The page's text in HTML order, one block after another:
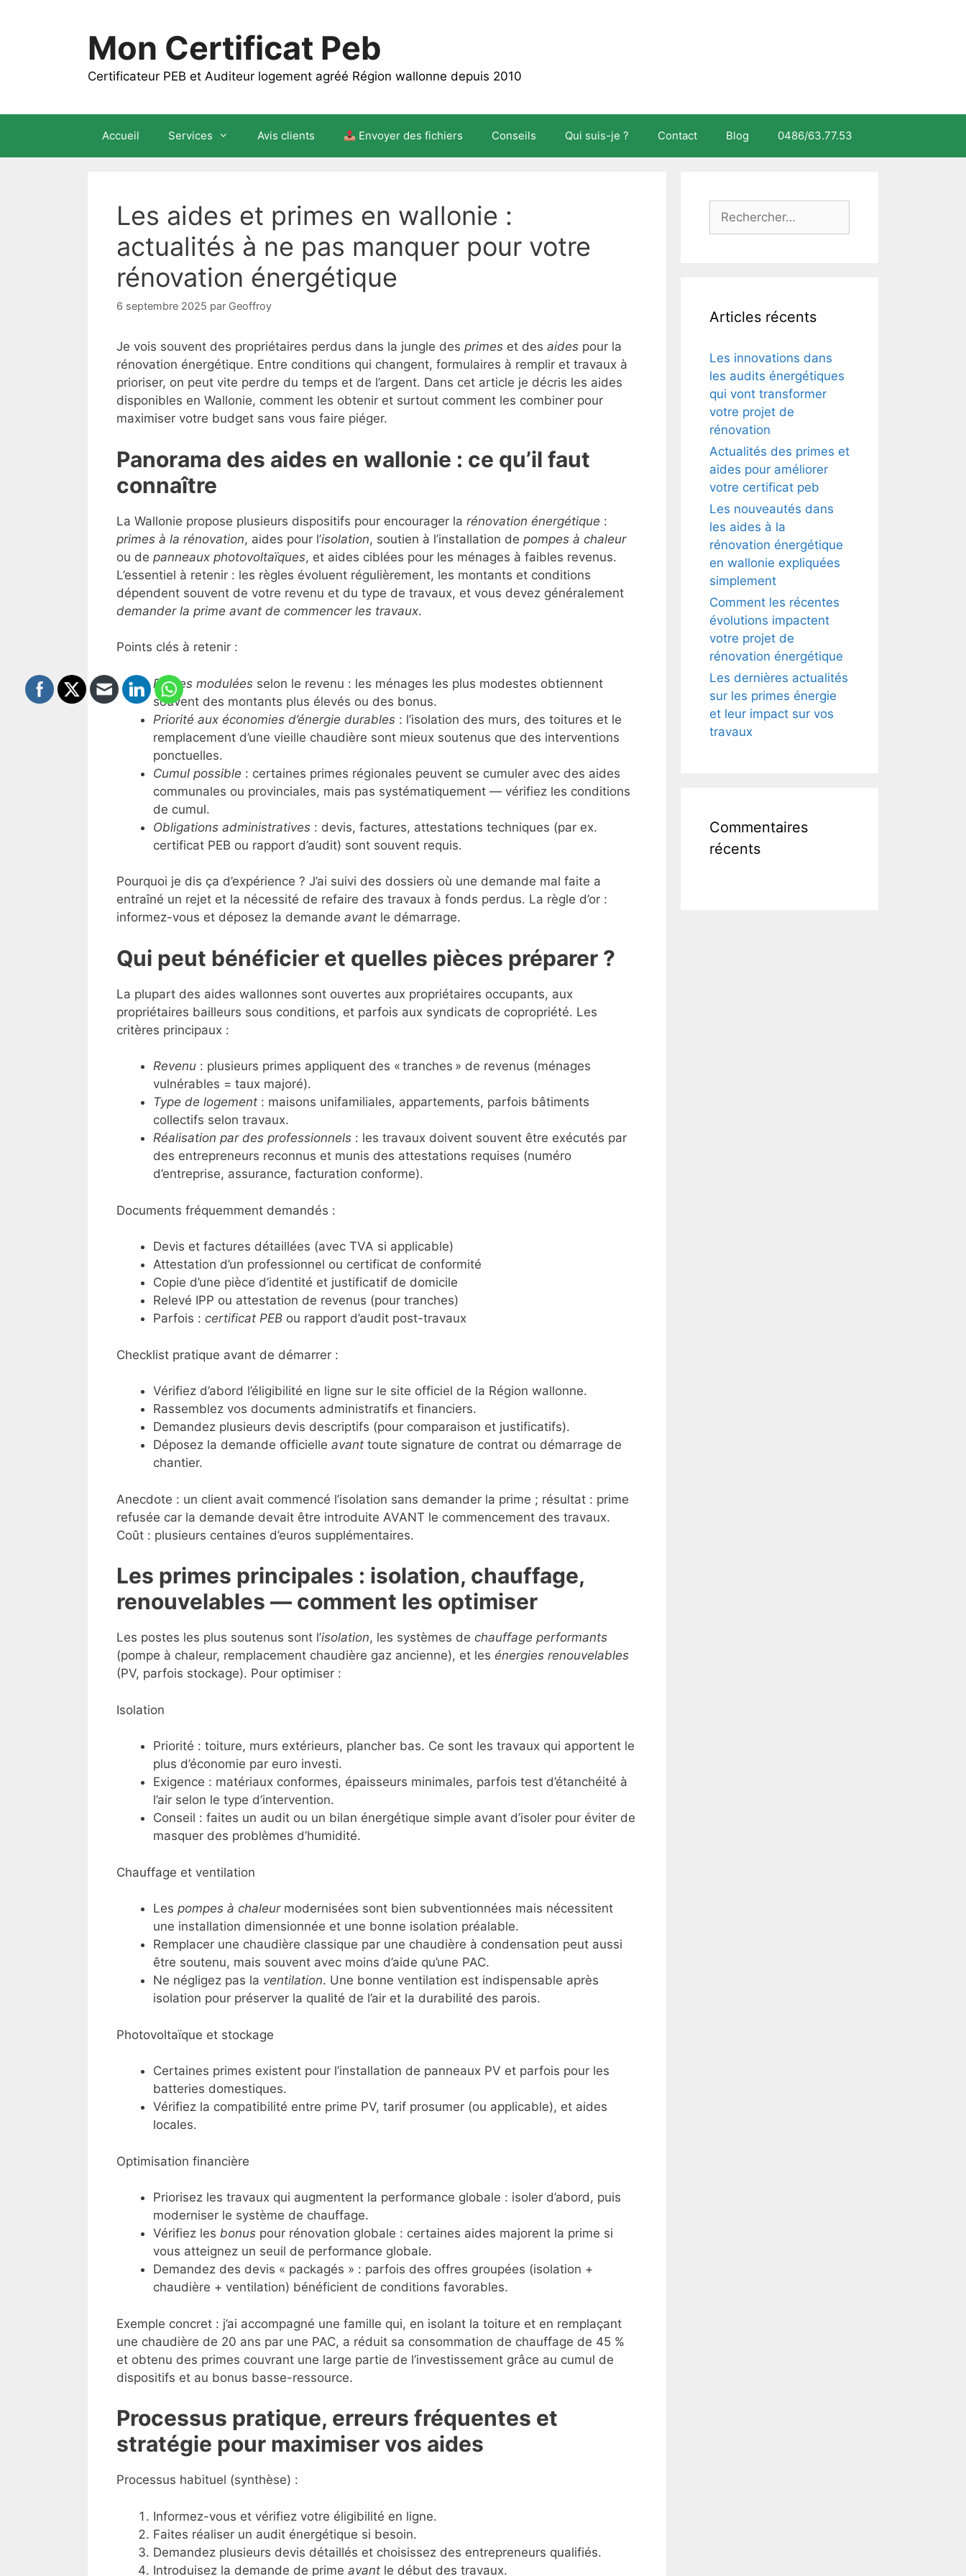
Mon Certificat Peb
Certificateur PEB et Auditeur logement agréé Région wallonne depuis 2010
Accueil Services Avis clients Envoyer des fichiers Conseils Qui suis-je ? Contact Blog 0486/63.77.53
Les aides et primes en wallonie :
actualités à ne pas manquer pour votre
rénovation énergétique
6 septembre 2025 par Geoffroy
Je vois souvent des propriétaires perdus dans la jungle des primes et des aides pour la
rénovation énergétique. Entre conditions qui changent, formulaires à remplir et travaux à
prioriser, on peut vite perdre du temps et de l’argent. Dans cet article je décris les aides
disponibles en Wallonie, comment les obtenir et surtout comment les combiner pour
maximiser votre budget sans vous faire piéger.
Panorama des aides en wallonie : ce qu’il faut
connaître
La Wallonie propose plusieurs dispositifs pour encourager la rénovation énergétique :
primes à la rénovation, aides pour l’isolation, soutien à l’installation de pompes à chaleur
ou de panneaux photovoltaïques, et aides ciblées pour les ménages à faibles revenus.
L’essentiel à retenir : les règles évoluent régulièrement, les montants et conditions
dépendent souvent de votre revenu et du type de travaux, et vous devez généralement
demander la prime avant de commencer les travaux.
Points clés à retenir :
Primes modulées selon le revenu : les ménages les plus modestes obtiennent
souvent des montants plus élevés ou des bonus.
Priorité aux économies d’énergie durables : l’isolation des murs, des toitures et le
remplacement d’une vieille chaudière sont mieux soutenus que des interventions
ponctuelles.
Cumul possible : certaines primes régionales peuvent se cumuler avec des aides
communales ou provinciales, mais pas systématiquement — vérifiez les conditions
de cumul.
Obligations administratives : devis, factures, attestations techniques (par ex.
certificat PEB ou rapport d’audit) sont souvent requis.
Pourquoi je dis ça d’expérience ? J’ai suivi des dossiers où une demande mal faite a
entraîné un rejet et la nécessité de refaire des travaux à fonds perdus. La règle d’or :
informez-vous et déposez la demande avant le démarrage.
Qui peut bénéficier et quelles pièces préparer ?
La plupart des aides wallonnes sont ouvertes aux propriétaires occupants, aux
propriétaires bailleurs sous conditions, et parfois aux syndicats de copropriété. Les
critères principaux :
Revenu : plusieurs primes appliquent des « tranches » de revenus (ménages
vulnérables = taux majoré).
Type de logement : maisons unifamiliales, appartements, parfois bâtiments
collectifs selon travaux.
Réalisation par des professionnels : les travaux doivent souvent être exécutés par
des entrepreneurs reconnus et munis des attestations requises (numéro
d’entreprise, assurance, facturation conforme).
Documents fréquemment demandés :
Devis et factures détaillées (avec TVA si applicable)
Attestation d’un professionnel ou certificat de conformité
Copie d’une pièce d’identité et justificatif de domicile
Relevé IPP ou attestation de revenus (pour tranches)
Parfois : certificat PEB ou rapport d’audit post-travaux
Checklist pratique avant de démarrer :
Vérifiez d’abord l’éligibilité en ligne sur le site officiel de la Région wallonne.
Rassemblez vos documents administratifs et financiers.
Demandez plusieurs devis descriptifs (pour comparaison et justificatifs).
Déposez la demande officielle avant toute signature de contrat ou démarrage de
chantier.
Anecdote : un client avait commencé l’isolation sans demander la prime ; résultat : prime
refusée car la demande devait être introduite AVANT le commencement des travaux.
Coût : plusieurs centaines d’euros supplémentaires.
Les primes principales : isolation, chauffage,
renouvelables — comment les optimiser
Les postes les plus soutenus sont l’isolation, les systèmes de chauffage performants
(pompe à chaleur, remplacement chaudière gaz ancienne), et les énergies renouvelables
(PV, parfois stockage). Pour optimiser :
Isolation
Priorité : toiture, murs extérieurs, plancher bas. Ce sont les travaux qui apportent le
plus d’économie par euro investi.
Exigence : matériaux conformes, épaisseurs minimales, parfois test d’étanchéité à
l’air selon le type d’intervention.
Conseil : faites un audit ou un bilan énergétique simple avant d’isoler pour éviter de
masquer des problèmes d’humidité.
Chauffage et ventilation
Les pompes à chaleurmodernisées sont bien subventionnées mais nécessitent
une installation dimensionnée et une bonne isolation préalable.
Remplacer une chaudière classique par une chaudière à condensation peut aussi
être soutenu, mais souvent avec moins d’aide qu’une PAC.
Ne négligez pas la ventilation. Une bonne ventilation est indispensable après
isolation pour préserver la qualité de l’air et la durabilité des parois.
Photovoltaïque et stockage
Certaines primes existent pour l’installation de panneaux PV et parfois pour les
batteries domestiques.
Vérifiez la compatibilité entre prime PV, tarif prosumer (ou applicable), et aides
locales.
Optimisation financière
Priorisez les travaux qui augmentent la performance globale : isoler d’abord, puis
moderniser le système de chauffage.
Vérifiez les bonus pour rénovation globale : certaines aides majorent la prime si
vous atteignez un seuil de performance globale.
Demandez des devis « packagés » : parfois des offres groupées (isolation +
chaudière + ventilation) bénéficient de conditions favorables.
Exemple concret : j’ai accompagné une famille qui, en isolant la toiture et en remplaçant
une chaudière de 20 ans par une PAC, a réduit sa consommation de chauffage de 45 %
et obtenu des primes couvrant une large partie de l’investissement grâce au cumul de
dispositifs et au bonus basse-ressource.
Processus pratique, erreurs fréquentes et
stratégie pour maximiser vos aides
Processus habituel (synthèse) :
Informez-vous et vérifiez votre éligibilité en ligne.
Faites réaliser un audit énergétique si besoin.
Demandez plusieurs devis détaillés et choisissez des entrepreneurs qualifiés.
Introduisez la demande de prime avant le début des travaux.
Rechercher :
Articles récents
Les innovations dans
les audits énergétiques
qui vont transformer
votre projet de
rénovation
Actualités des primes et
aides pour améliorer
votre certificat peb
Les nouveautés dans
les aides à la
rénovation énergétique
en wallonie expliquées
simplement
Comment les récentes
évolutions impactent
votre projet de
rénovation énergétique
Les dernières actualités
sur les primes énergie
et leur impact sur vos
travaux
Commentaires
récents